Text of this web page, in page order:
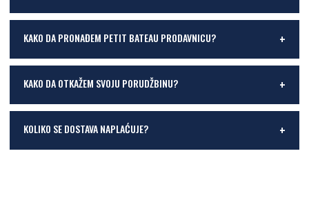
KAKO DA PRONAĐEM PETIT BATEAU PRODAVNICU?
KAKO DA OTKAŽEM SVOJU PORUDŽBINU?
KOLIKO SE DOSTAVA NAPLAĆUJE?